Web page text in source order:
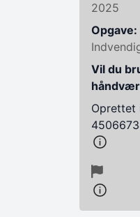
2025
Opgave:
Vil du
Oprettet